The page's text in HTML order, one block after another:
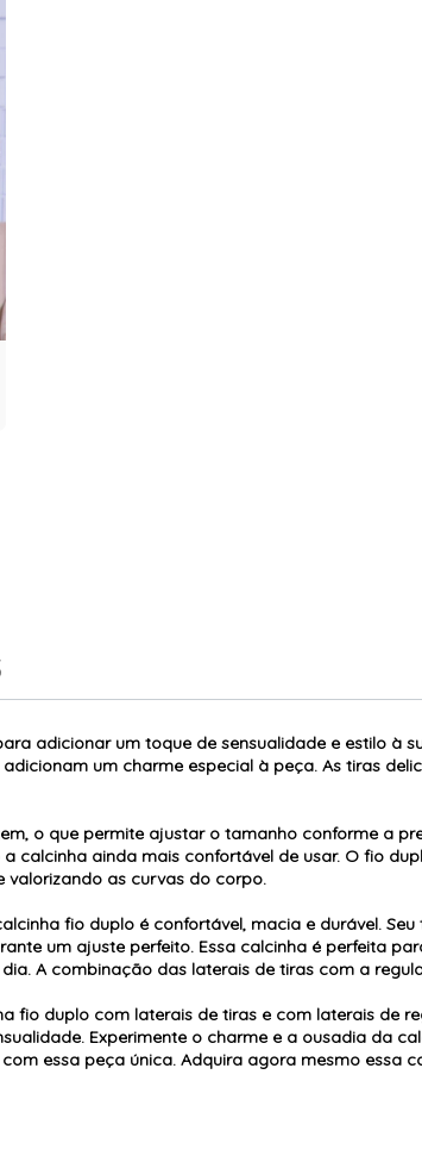
adicionar um toque de sensualidade e estilo à
um charme especial à peça. As tiras
o que permite ajustar o tamanho conforme a
calcinha ainda mais confortável de usar. O fio
valorizando as curvas do corpo.
fio duplo é confortável, macia e durável.
um ajuste perfeito. Essa calcinha é perfeita
A combinação das laterais de tiras com a
fio duplo com laterais de tiras e com laterais de
Experimente o charme e a ousadia da
essa peça única. Adquira agora mesmo essa